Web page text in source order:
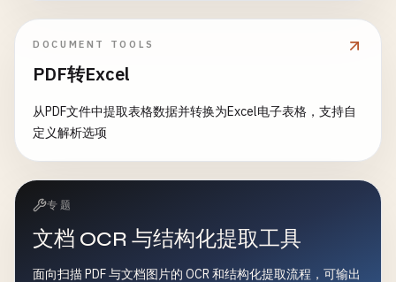
DOCUMENT TOOLS
PDF转Excel
从PDF文件中提取表格数据并转换为Excel电子表格，支持自
定义解析选项
专题
文档 OCR 与结构化提取工具
面向扫描 PDF 与文档图片的 OCR 和结构化提取流程，可输出